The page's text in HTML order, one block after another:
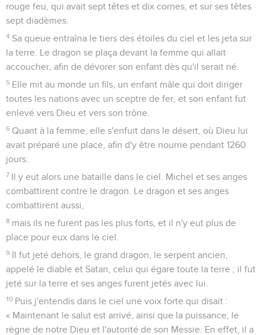
rouge feu, qui avait sept têtes et dix cornes, et sur ses têtes
sept diadèmes.
4 Sa queue entraîna le tiers des étoiles du ciel et les jeta sur
la terre. Le dragon se plaça devant la femme qui allait
accoucher, afin de dévorer son enfant dès qu'il serait né.
5 Elle mit au monde un fils, un enfant mâle qui doit diriger
toutes les nations avec un sceptre de fer, et son enfant fut
enlevé vers Dieu et vers son trône.
6 Quant à la femme, elle s'enfuit dans le désert, où Dieu lui
avait préparé une place, afin d'y être nourrie pendant 1260
jours.
7 Il y eut alors une bataille dans le ciel. Michel et ses anges
combattirent contre le dragon. Le dragon et ses anges
combattirent aussi,
8 mais ils ne furent pas les plus forts, et il n'y eut plus de
place pour eux dans le ciel.
9 Il fut jeté dehors, le grand dragon, le serpent ancien,
appelé le diable et Satan, celui qui égare toute la terre ; il fut
jeté sur la terre et ses anges furent jetés avec lui.
10 Puis j'entendis dans le ciel une voix forte qui disait :
« Maintenant le salut est arrivé, ainsi que la puissance, le
règne de notre Dieu et l'autorité de son Messie. En effet, il a